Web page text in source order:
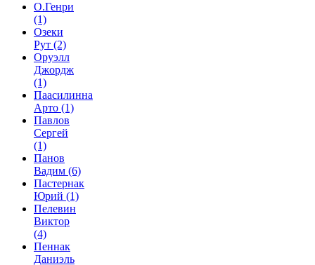
О.Генри
(1)
Озеки
Рут (2)
Оруэлл
Джордж
(1)
Паасилинна
Арто (1)
Павлов
Сергей
(1)
Панов
Вадим (6)
Пастернак
Юрий (1)
Пелевин
Виктор
(4)
Пеннак
Даниэль